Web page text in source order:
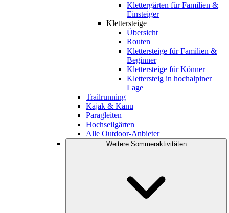
Klettergärten für Familien &
Einsteiger
Klettersteige
Übersicht
Routen
Klettersteige für Familien &
Beginner
Klettersteige für Könner
Klettersteig in hochalpiner
Lage
Trailrunning
Kajak & Kanu
Paragleiten
Hochseilgärten
Alle Outdoor-Anbieter
Weitere Sommeraktivitäten